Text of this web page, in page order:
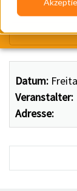
Datum:
Veranstalter:
Adresse: